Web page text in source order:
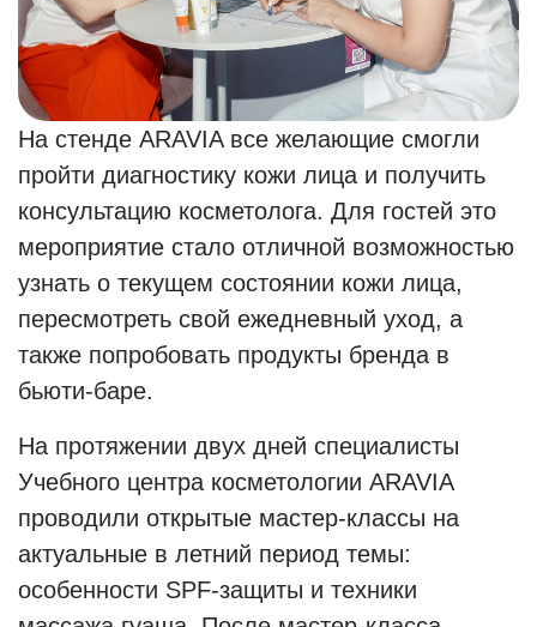
На стенде ARAVIA все желающие смогли
пройти диагностику кожи лица и получить
консультацию косметолога. Для гостей это
мероприятие стало отличной возможностью
узнать о текущем состоянии кожи лица,
пересмотреть свой ежедневный уход, а
также попробовать продукты бренда в
бьюти-баре.
На протяжении двух дней специалисты
Учебного центра косметологии ARAVIA
проводили открытые мастер-классы на
актуальные в летний период темы:
особенности SPF-защиты и техники